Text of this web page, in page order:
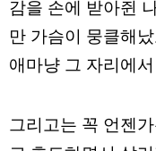
구
통
비
클
감을 손에 받아쥔
만 가슴이 뭉클해
애마냥 그 자리에
그리고는 꼭 언젠